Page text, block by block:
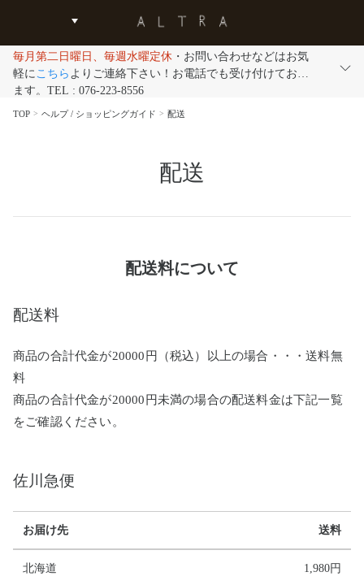
毎月第二日曜日、毎週水曜定休 ・お問い合わせなどはお気
軽にこちら よりご連絡下さい！お電話でも受け付けており
ます。TEL : 076-223-8556
TOP ヘルプ / ショッピングガイド 配送
配送
配送料について
配送料
商品の合計代金が20000円（税込）以上の場合・・・送料無
料
商品の合計代金が20000円未満の場合の配送料金は下記一覧
をご確認ください。
佐川急便
お届け先 送料
北海道 1,980円